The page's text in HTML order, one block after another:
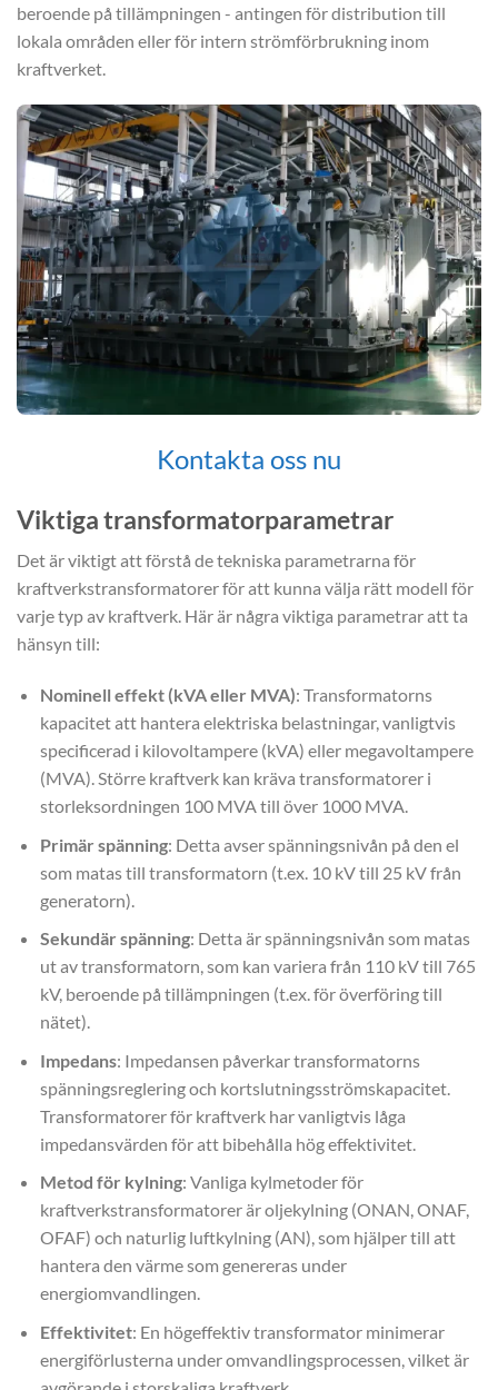
beroende på tillämpningen - antingen för distribution till
lokala områden eller för intern strömförbrukning inom
kraftverket.
Kontakta oss nu
Viktiga transformatorparametrar
Det är viktigt att förstå de tekniska parametrarna för
kraftverkstransformatorer för att kunna välja rätt modell för
varje typ av kraftverk. Här är några viktiga parametrar att ta
hänsyn till:
Nominell effekt (kVA eller MVA): Transformatorns
kapacitet att hantera elektriska belastningar, vanligtvis
specificerad i kilovoltampere (kVA) eller megavoltampere
(MVA). Större kraftverk kan kräva transformatorer i
storleksordningen 100 MVA till över 1000 MVA.
Primär spänning: Detta avser spänningsnivån på den el
som matas till transformatorn (t.ex. 10 kV till 25 kV från
generatorn).
Sekundär spänning: Detta är spänningsnivån som matas
ut av transformatorn, som kan variera från 110 kV till 765
kV, beroende på tillämpningen (t.ex. för överföring till
nätet).
Impedans: Impedansen påverkar transformatorns
spänningsreglering och kortslutningsströmskapacitet.
Transformatorer för kraftverk har vanligtvis låga
impedansvärden för att bibehålla hög effektivitet.
Metod för kylning: Vanliga kylmetoder för
kraftverkstransformatorer är oljekylning (ONAN, ONAF,
OFAF) och naturlig luftkylning (AN), som hjälper till att
hantera den värme som genereras under
energiomvandlingen.
Effektivitet: En högeffektiv transformator minimerar
energiförlusterna under omvandlingsprocessen, vilket är